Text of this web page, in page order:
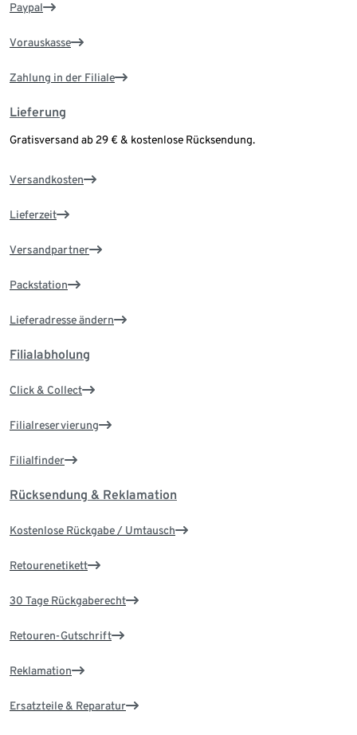
Paypal
Vorauskasse
Zahlung in der Filiale
Lieferung
Gratisversand ab 29 € & kostenlose Rücksendung.
Versandkosten
Lieferzeit
Versandpartner
Packstation
Lieferadresse ändern
Filialabholung
Click & Collect
Filialreservierung
Filialfinder
Rücksendung & Reklamation
Kostenlose Rückgabe / Umtausch
Retourenetikett
30 Tage Rückgaberecht
Retouren-Gutschrift
Reklamation
Ersatzteile & Reparatur